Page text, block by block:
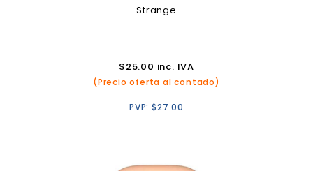
Strange
$25.00 inc. IVA
(Precio oferta al contado)
PVP:$27.00